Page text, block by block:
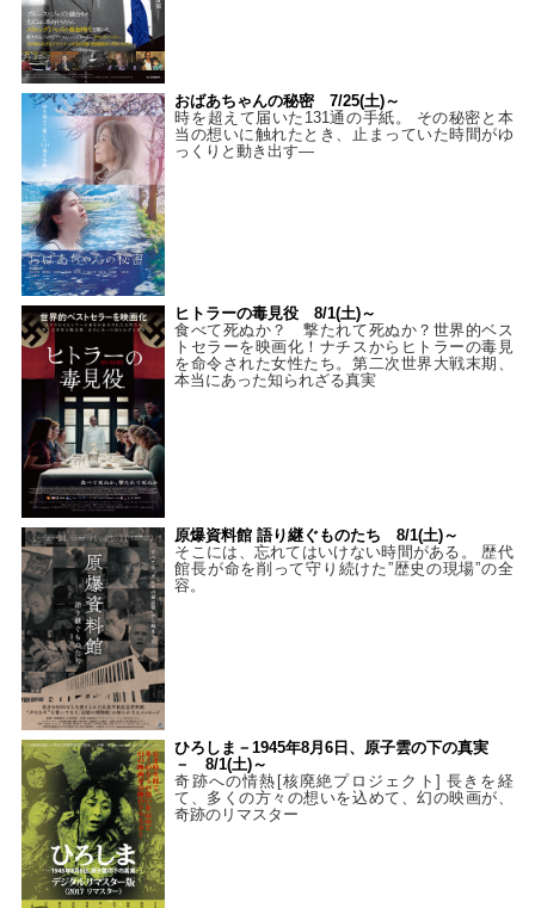
おばあちゃんの秘密 7/25(土)～
時を超えて届いた131通の手紙。 その秘密と本
当の想いに触れたとき、止まっていた時間がゆ
っくりと動き出す―
ヒトラーの毒見役 8/1(土)～
食べて死ぬか？ 撃たれて死ぬか？世界的ベス
トセラーを映画化！ナチスからヒトラーの毒見
を命令された女性たち。第二次世界大戦末期、
本当にあった知られざる真実
原爆資料館 語り継ぐものたち 8/1(土)～
そこには、忘れてはいけない時間がある。 歴代
館長が命を削って守り続けた”歴史の現場”の全
容。
ひろしま－1945年8月6日、原子雲の下の真実
－ 8/1(土)～
奇跡への情熱[核廃絶プロジェクト] 長きを経
て、多くの方々の想いを込めて、幻の映画が、
奇跡のリマスター